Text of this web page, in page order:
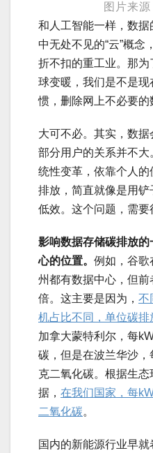
图片来
和人工智能一样，数
中无处不见的“云”概念
折不扣的重工业。那
球变暖，我们是不是
惯，删除网上不必要的
大可不必。其实，数
部分用户的关系并不
统性变革，依靠个人
排放，简直就像是用
低效。这个问题，需要
影响数据存储碳排放
心的位置。 例如，谷歌
州都有数据中心，但
倍。这主要是因为， 不
机占比不同，单位碳排
加拿大蒙特利尔，每
碳，但是在波兰华沙
克二氧化碳。根据生
据， 在我们国家，每
二氧化碳。
国内的新能源行业早